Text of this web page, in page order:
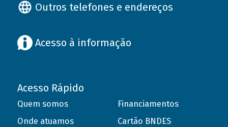
Outros telefones e endereços
Acesso à informação
Acesso Rápido
Quem somos
Onde atuamos
Financiamentos
Cartão BNDES